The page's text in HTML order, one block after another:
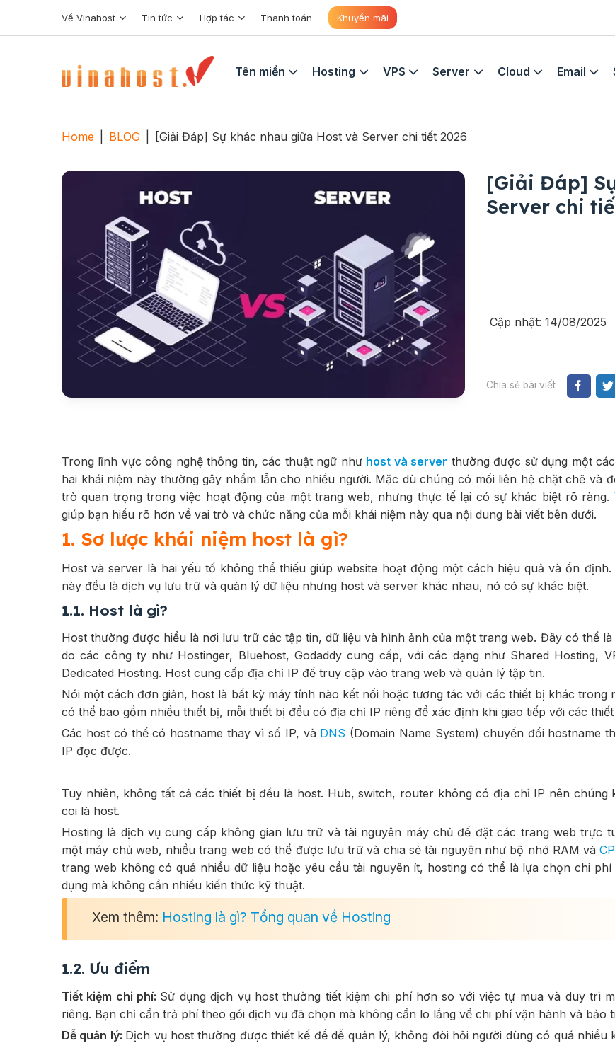
Về Vinahost Tin tức Hợp tác Thanh toán Khuyến mãi
Tên miền Hosting VPS Server Cloud Email
Home BLOG [Giải Đáp] Sự khác nhau giữa Host và Server chi tiết 2026
[Giải Đáp]
Server chi
Cập nhật: 14/08/2025
Chia sẻ bài viết
Trong lĩnh vực công nghệ thông tin, các thuật ngữ như host và server thường được sử dụng một
hai khái niệm này thường gây nhầm lẫn cho nhiều người. Mặc dù chúng có mối liên hệ chặt chẽ và
trò quan trọng trong việc hoạt động của một trang web, nhưng thực tế lại có sự khác biệt rõ ràng.
giúp bạn hiểu rõ hơn về vai trò và chức năng của mỗi khái niệm này qua nội dung bài viết bên dưới.
1. Sơ lược khái niệm host là gì?
Host và server là hai yếu tố không thể thiếu giúp website hoạt động một cách hiệu quả và ổn định.
này đều là dịch vụ lưu trữ và quản lý dữ liệu nhưng host và server khác nhau, nó có sự khác biệt.
1.1. Host là gì?
Host thường được hiểu là nơi lưu trữ các tập tin, dữ liệu và hình ảnh của một trang web. Đây có thể
do các công ty như Hostinger, Bluehost, Godaddy cung cấp, với các dạng như Shared Hosting,
Dedicated Hosting. Host cung cấp địa chỉ IP để truy cập vào trang web và quản lý tập tin.
Nói một cách đơn giản, host là bất kỳ máy tính nào kết nối hoặc tương tác với các thiết bị khác trong
có thể bao gồm nhiều thiết bị, mỗi thiết bị đều có địa chỉ IP riêng để xác định khi giao tiếp với các
Các host có thể có hostname thay vì số IP, và DNS (Domain Name System) chuyển đổi hostname
IP đọc được.
Tuy nhiên, không tất cả các thiết bị đều là host. Hub, switch, router không có địa chỉ IP nên chúng
coi là host.
Hosting là dịch vụ cung cấp không gian lưu trữ và tài nguyên máy chủ để đặt các trang web trực
một máy chủ web, nhiều trang web có thể được lưu trữ và chia sẻ tài nguyên như bộ nhớ RAM và
trang web không có quá nhiều dữ liệu hoặc yêu cầu tài nguyên ít, hosting có thể là lựa chọn chi
dụng mà không cần nhiều kiến thức kỹ thuật.
Xem thêm: Hosting là gì? Tổng quan về Hosting
1.2. Ưu điểm
Tiết kiệm chi phí: Sử dụng dịch vụ host thường tiết kiệm chi phí hơn so với việc tự mua và duy trì
riêng. Bạn chỉ cần trả phí theo gói dịch vụ đã chọn mà không cần lo lắng về chi phí vận hành và bảo
Dễ quản lý: Dịch vụ host thường được thiết kế để dễ quản lý, không đòi hỏi người dùng có quá nhiều